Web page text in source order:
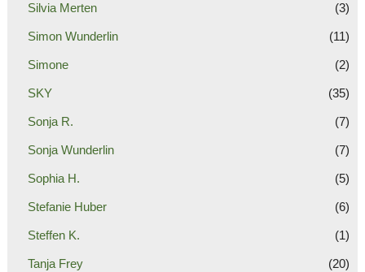
Silvia Merten (3)
Simon Wunderlin (11)
Simone (2)
SKY (35)
Sonja R. (7)
Sonja Wunderlin (7)
Sophia H. (5)
Stefanie Huber (6)
Steffen K. (1)
Tanja Frey (20)